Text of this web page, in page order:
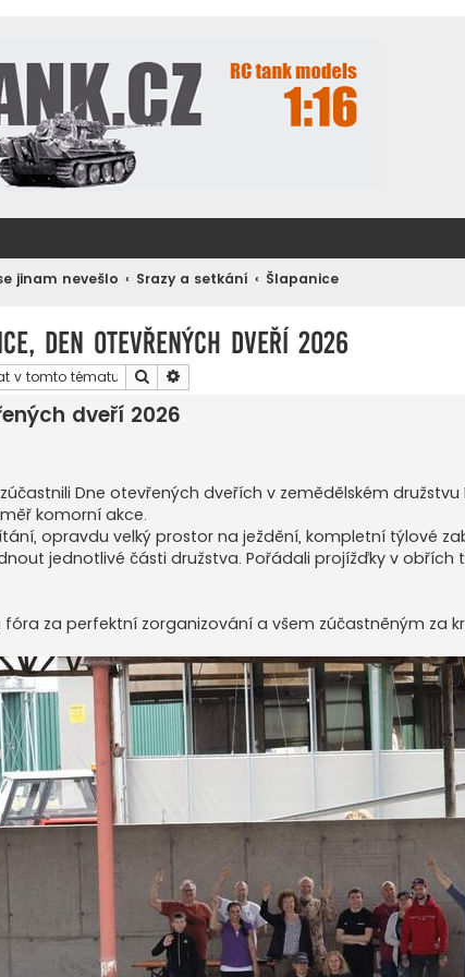
jinam nevešlo Srazy a setkání Šlapanice
Den otevřených dveří 2026
Hledat
dveří 2026
Dne otevřených dveřích v zemědělském
komorní akce.
opravdu velký prostor na ježdění, kompletní týlové
jednotlivé části družstva. Pořádali projížďky v obřích
fóra za perfektní zorganizování a všem zúčastněným za